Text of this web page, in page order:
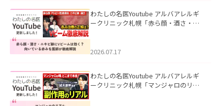
わたしの名医Youtube アルバアレルギ
ークリニック札幌「赤ら顔・酒さ・ニ
した。
2026.07.17
わたしの名医Youtube アルバアレルギ
ークリニック札幌「マンジャロのリア